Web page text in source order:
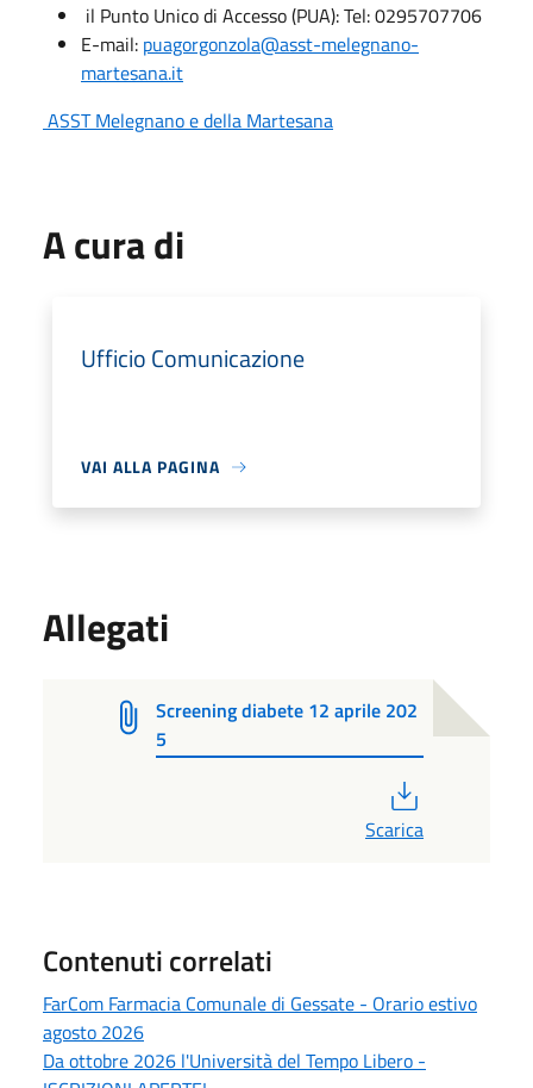
il Punto Unico di Accesso (PUA): Tel: 0295707706
E-mail: puagorgonzola@asst-melegnano-
martesana.it
ASST Melegnano e della Martesana
A cura di
Ufficio Comunicazione
VAI ALLA PAGINA
Allegati
Screening diabete 12 aprile 202
5
Scarica
Contenuti correlati
FarCom Farmacia Comunale di Gessate - Orario estivo
agosto 2026
Da ottobre 2026 l'Università del Tempo Libero -